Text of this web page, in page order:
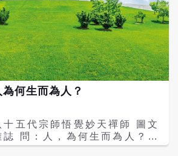
人如果有智慧，就可以往上提
會往下墮落。 往天堂地
要的靈
不滅的，不像色身會毁壞。我
外相就是一個「人」的模樣；
死亡）以後，附在靈性外面的
累世的功過記錄）是什麼屬
往生何方。而這一切，都取決
右胸時，代表這是「人」的法
是天堂；往下就是地獄。所
為何生而為人？
五代宗師悟覺妙天禪師 圖文
？生
的色身、這個